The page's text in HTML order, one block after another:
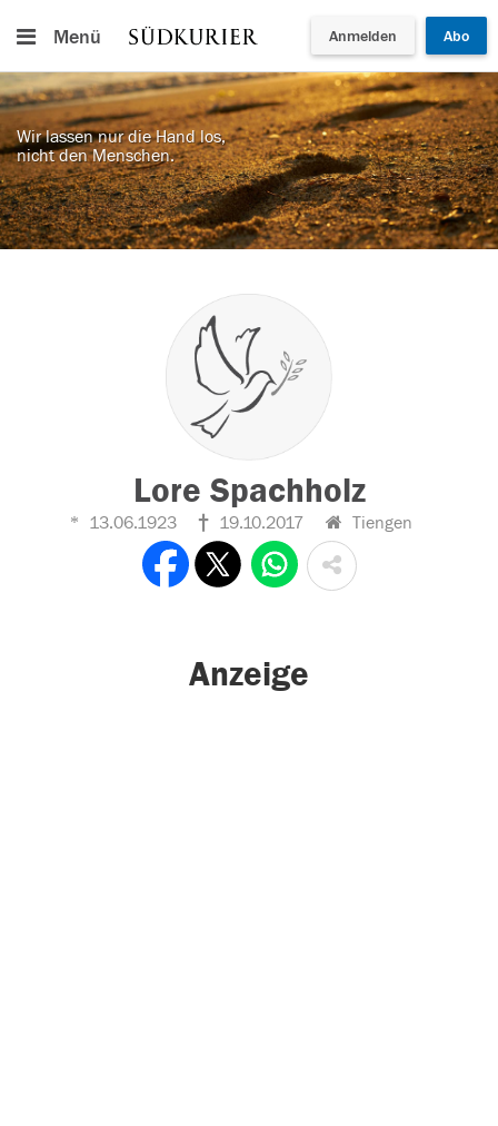
Menü Anmelden Abo
Wir lassen nur die Hand los,
nicht den Menschen.
Lore Spachholz
13.06.1923 19.10.2017 Tiengen
Anzeige